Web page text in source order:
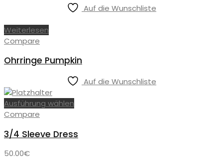
Auf die Wunschliste
Weiterlesen
Compare
Ohrringe Pumpkin
Auf die Wunschliste
Ausführung wählen
Compare
3/4 Sleeve Dress
50.00€